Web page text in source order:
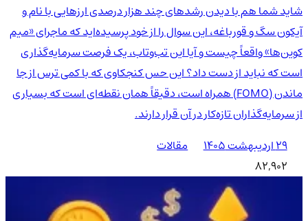
شاید شما هم با دیدن رشدهای چند هزار درصدی ارزهایی با نام و
آیکون سگ و قورباغه، این سوال را از خود پرسیده‌اید که ماجرای «میم
کوین‌ها» واقعاً چیست و آیا این تب‌وتاب، یک فرصت سرمایه‌گذاری
است که نباید از دست داد؟ این حس کنجکاوی که با کمی ترس از جا
ماندن (FOMO) همراه است، دقیقاً همان نقطه‌ای است که بسیاری
از سرمایه‌گذاران تازه‌کار در آن قرار دارند.
۲۹ اردیبهشت ۱۴۰۵
مقالات
82,902